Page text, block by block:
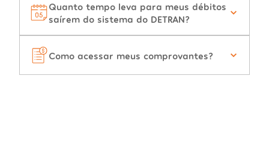
Quanto tempo leva para meus débitos
saírem do sistema do DETRAN?
Como acessar meus comprovantes?